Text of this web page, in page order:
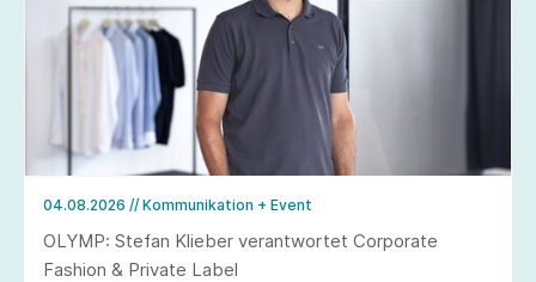
04.08.2026 // Kommunikation + Event
OLYMP: Stefan Klieber verantwortet Corporate
Fashion & Private Label